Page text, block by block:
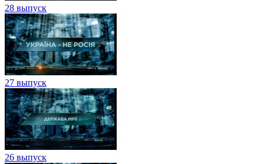
28 выпуск
27 выпуск
26 выпуск